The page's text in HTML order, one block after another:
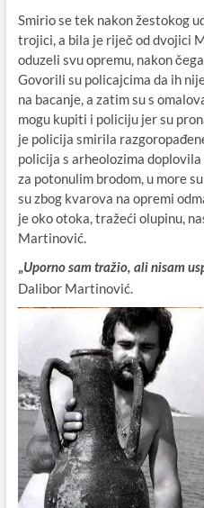
Smirio se tek nakon žestokog
trojici, a bila je riječ od dvojici
oduzeli svu opremu, nakon
Govorili su policajcima da ih
na bacanje, a zatim su s
mogu kupiti i policiju jer su
je policija smirila
policija s arheolozima
za potonulim brodom, u more
su zbog kvarova na opremi
je oko otoka, tražeći olupinu,
Martinović.
„Uporno sam tražio, ali nisam
Dalibor Martinović.